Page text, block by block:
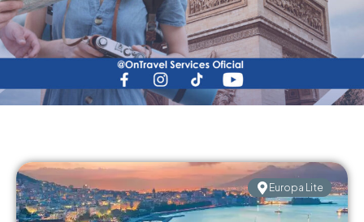
Europa Lite
Página
Página
Página
Página
Página
Página
Página
Página
Página
Página